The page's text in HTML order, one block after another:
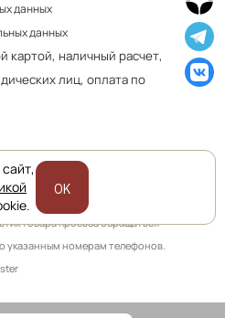
данных
данных
картой, наличный расчет,
лиц, оплата по
является публичной офертой
характер.
товара просьба обращаться
указанным номерам телефонов.
OK